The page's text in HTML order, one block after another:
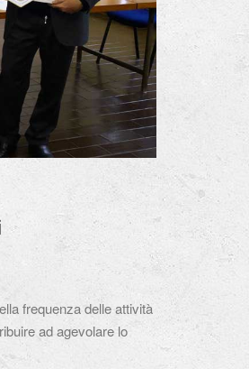
frequenza delle attività
ad agevolare lo